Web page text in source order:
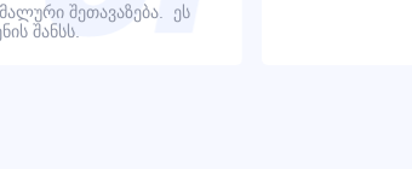
შეთავაზება. ეს
შანსს.